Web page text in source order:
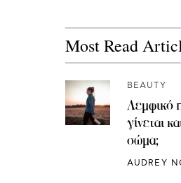
Most Read
BEAUTY
Λεμφικό
γίνεται
σώμα;
AUDREY